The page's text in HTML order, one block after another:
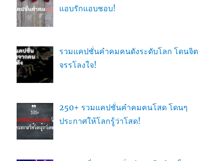
แอบรักแอบชอบ!
รวมแคปชั่นคำคมคนดังระดับโลก โดนจิต
จรรโลงใจ!
250+ รวมแคปชั่นคำคมคนโสด โดนๆ
ประกาศให้โลกรู้ว่าโสด!